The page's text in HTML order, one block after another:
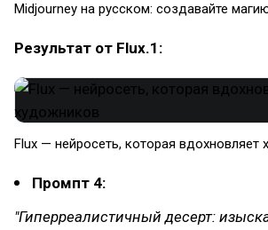
Midjourney на русском: создавайте
Результат от Flux.1:
Flux — нейросеть, которая вдохновляет
Промпт 4:
"Гиперреалистичный десерт: